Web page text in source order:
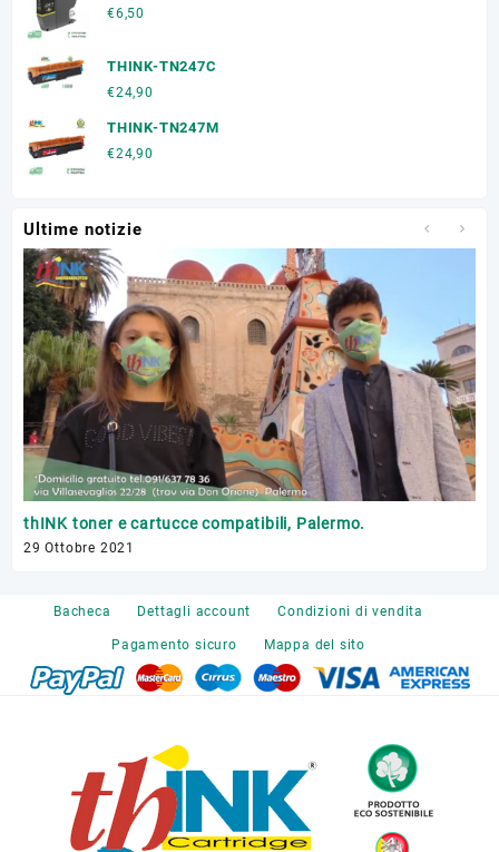
€6,50
THINK-TN247C
€24,90
THINK-TN247M
€24,90
Ultime notizie
thINK toner e cartucce compatibili, Palermo.
29 Ottobre 2021
Bacheca Dettagli account Condizioni di vendita
Pagamento sicuro Mappa del sito